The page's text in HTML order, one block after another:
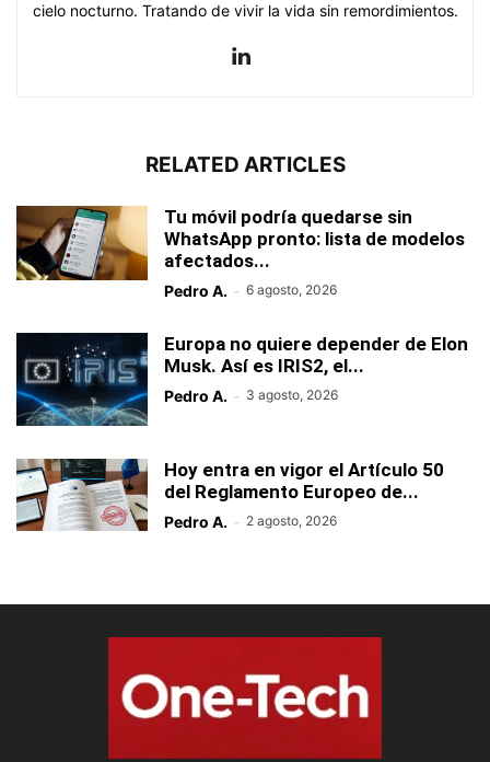
cielo nocturno. Tratando de vivir la vida sin remordimientos.
RELATED ARTICLES
Tu móvil podría quedarse sin
WhatsApp pronto: lista de modelos
afectados...
Pedro A. - 6 agosto, 2026
Europa no quiere depender de Elon
Musk. Así es IRIS2, el...
Pedro A. - 3 agosto, 2026
Hoy entra en vigor el Artículo 50
del Reglamento Europeo de...
Pedro A. - 2 agosto, 2026